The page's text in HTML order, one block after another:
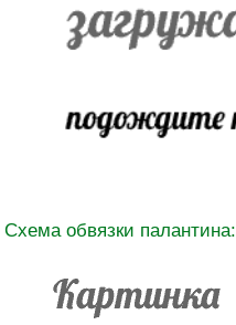
Схема обвязки палантина: